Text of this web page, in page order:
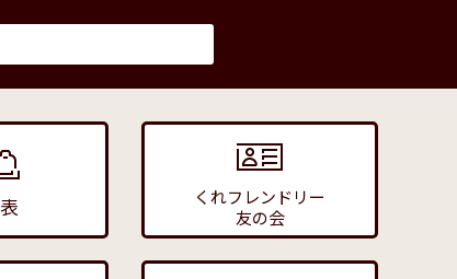
くれフレンドリー
友の会